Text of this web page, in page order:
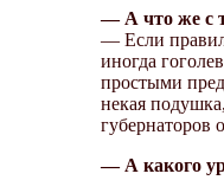
— А что же с
— Если
иногда
простыми
некая
губернаторов
— А какого